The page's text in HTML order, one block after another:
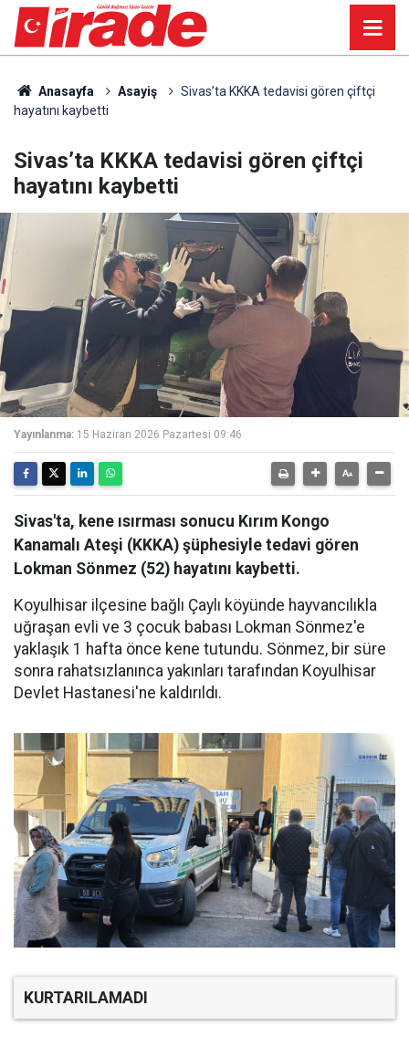
Anasayfa Asayiş
Sivas’ta KKKA tedavisi gören çiftçi
hayatını kaybetti
Sivas’ta KKKA tedavisi gören çiftçi
hayatını kaybetti
Yayınlanma: 15 Haziran 2026 Pazartesi 09:46
Sivas'ta, kene ısırması sonucu Kırım Kongo
Kanamalı Ateşi (KKKA) şüphesiyle tedavi gören
Lokman Sönmez (52) hayatını kaybetti.
Koyulhisar ilçesine bağlı Çaylı köyünde hayvancılıkla
uğraşan evli ve 3 çocuk babası Lokman Sönmez'e
yaklaşık 1 hafta önce kene tutundu. Sönmez, bir süre
sonra rahatsızlanınca yakınları tarafından Koyulhisar
Devlet Hastanesi'ne kaldırıldı.
KURTARILAMADI